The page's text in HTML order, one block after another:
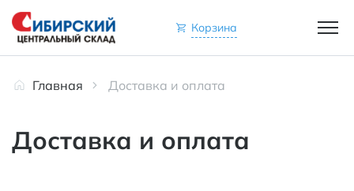
Корзина
Главная Доставка и оплата
Доставка и оплата